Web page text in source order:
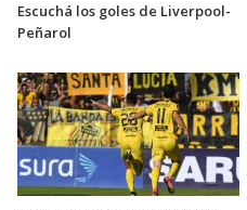
Escuchá los goles de Liverpool-
Peñarol